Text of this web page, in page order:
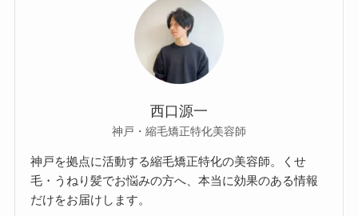
西口源一
神戸・縮毛矯正特化美容師
神戸を拠点に活動する縮毛矯正特化の美容師。くせ
毛・うねり髪でお悩みの方へ、本当に効果のある情報
だけをお届けします。